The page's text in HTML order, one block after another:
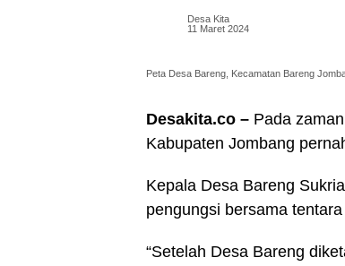
Desa Kita
11 Maret 2024
Peta Desa Bareng, Kecamatan Bareng
Desakita.co – Pada
Kabupaten Jombang
Kepala Desa Bareng
pengungsi bersama
“Setelah Desa Bareng